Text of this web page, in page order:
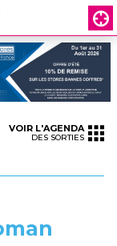
VOIR L'AGENDA
DES SORTIES